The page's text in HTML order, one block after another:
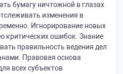
бумагу ничтожной в глазах
изменения в
Игнорирование новых
критических ошибок. Знание
правильность ведения дел
Правовая основа
всех субъектов